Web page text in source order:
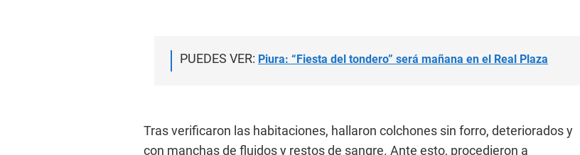
PUEDES VER: Piura: “Fiesta del tondero” será mañana en el Real Plaza
Tras verificaron las habitaciones, hallaron colchones sin forro, deteriorados y
con manchas de fluidos y restos de sangre. Ante esto, procedieron a